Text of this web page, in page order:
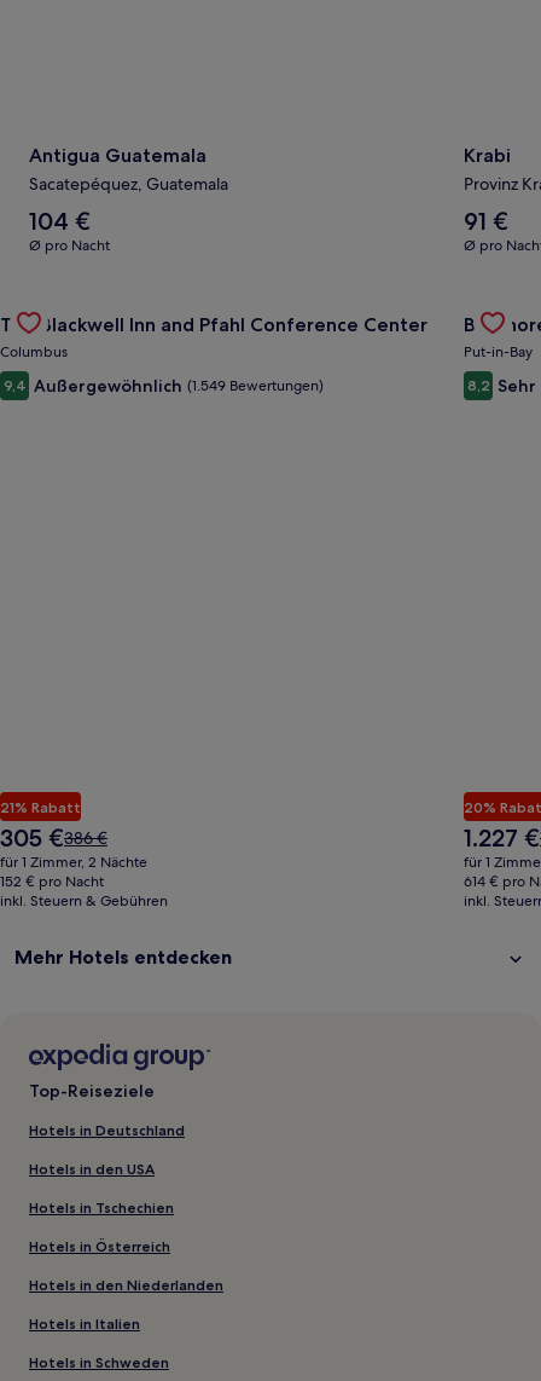
Antigua Guatemala
Sacatepéquez, Guatemala
Der
Durchschnittspreis
pro
104 €
104 €
Ø pro Nacht
Krabi
Provinz
Der
pro
91 €
91 €
Ø pro
Gallery
Carousel
The Blackwell Inn and Pfahl Conference Center
Columbus
9,4 Außergewöhnlich (1.549 Bewertungen)
21% Rabatt
Der
Preis
beträgt
305 €
305 €Der
alte
Preis
war
siehe
weitere
386 €
für 1 Zimmer, 2 Nächte
152 € pro Nacht
inkl. Steuern & Gebühren
Gallery
Put-in-Bay
8,2
20%
Der
Preis
beträgt
1.227 €
1.227 €
für 1
614 € pro
inkl.
Mehr Hotels entdecken
Top-Reiseziele
Hotels in Deutschland
Hotels in den USA
Hotels in Tschechien
Hotels in Österreich
Hotels in den Niederlanden
Hotels in Italien
Hotels in Schweden